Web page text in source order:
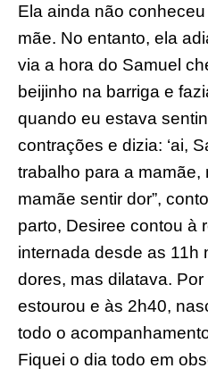
Ela ainda não
mãe. No entanto, ela
via a hora do Samuel
beijinho na barriga e
quando eu estava
contrações e dizia: ‘ai,
trabalho para a mamãe,
mamãe sentir dor”,
parto, Desiree contou à
internada desde as 11h
dores, mas dilatava.
estourou e às 2h40,
todo o
Fiquei o dia todo em